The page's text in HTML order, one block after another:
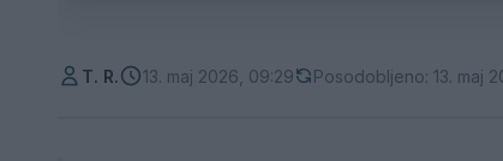
T. R. 13. maj 2026, 09:29 Posodobljeno: 13. maj